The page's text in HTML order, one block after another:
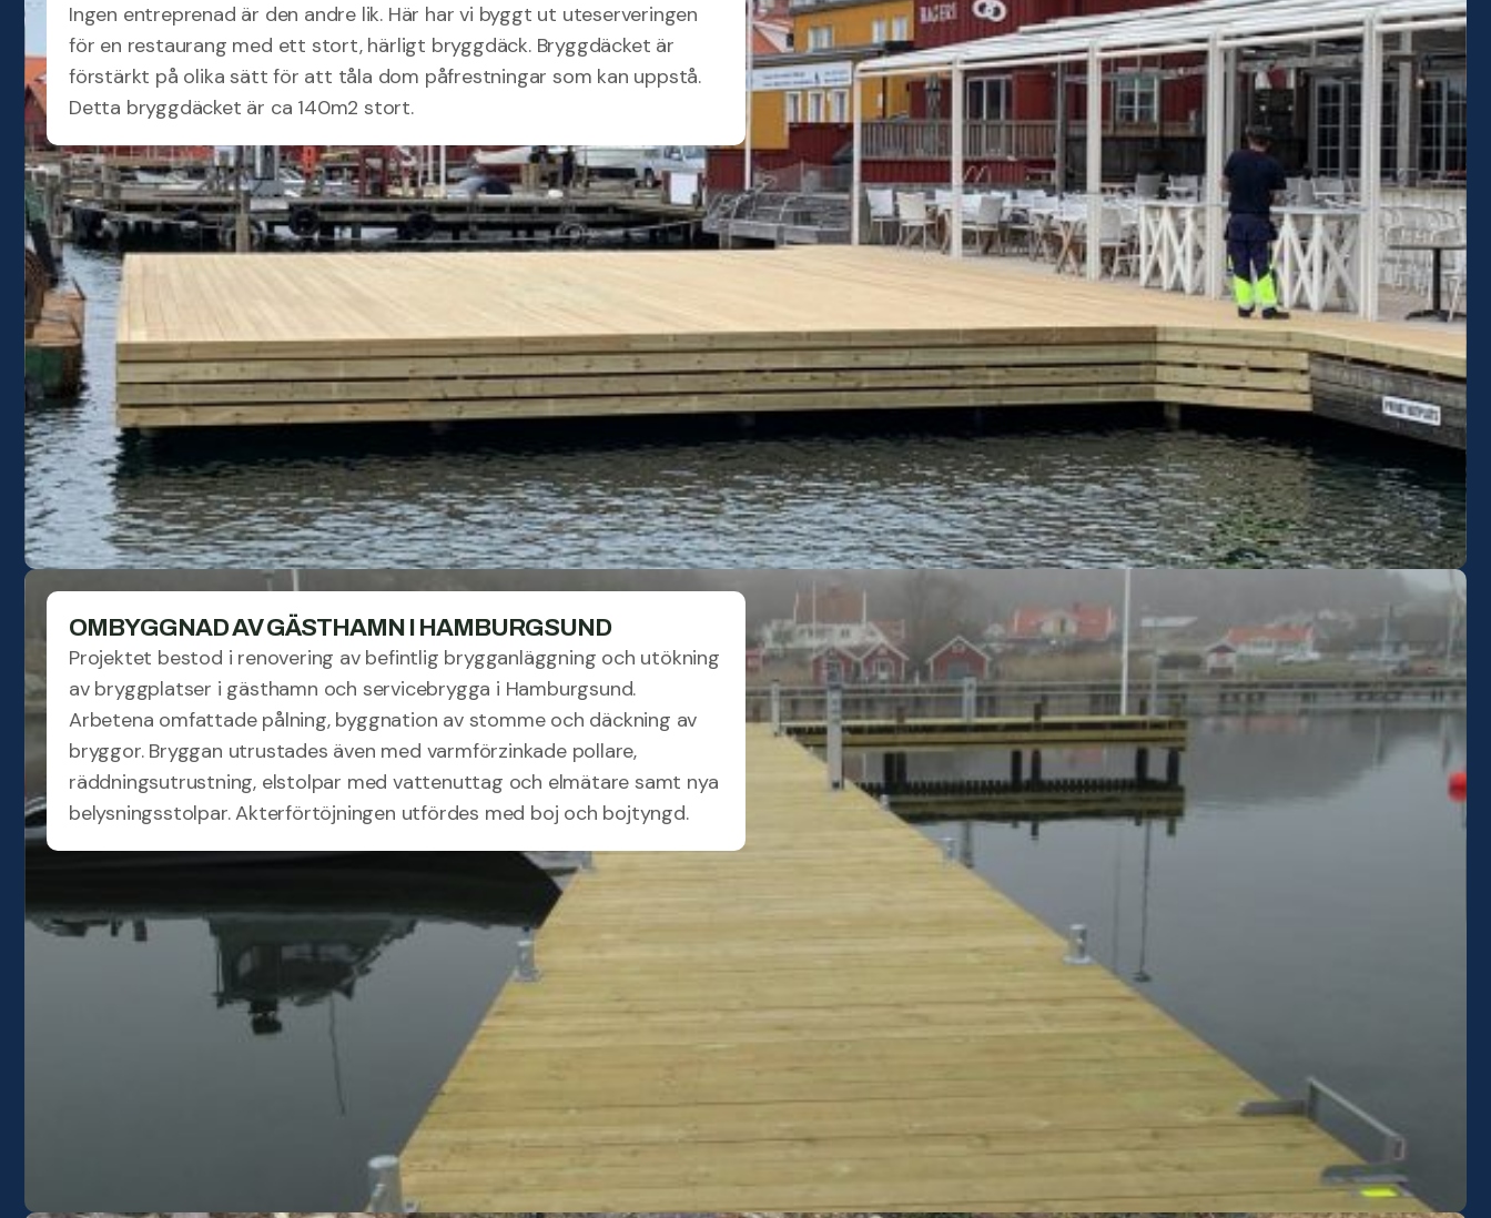
Ingen entreprenad är den andre lik. Här har vi byggt ut uteserveringen
för en restaurang med ett stort, härligt bryggdäck. Bryggdäcket är
förstärkt på olika sätt för att tåla dom påfrestningar som kan uppstå.
Detta bryggdäcket är ca 140m2 stort.
OMBYGGNAD AV GÄSTHAMN I HAMBURGSUND
Projektet bestod i renovering av befintlig brygganläggning och utökning
av bryggplatser i gästhamn och servicebrygga i Hamburgsund.
Arbetena omfattade pålning, byggnation av stomme och däckning av
bryggor. Bryggan utrustades även med varmförzinkade pollare,
räddningsutrustning, elstolpar med vattenuttag och elmätare samt nya
belysningsstolpar. Akterförtöjningen utfördes med boj och bojtyngd.